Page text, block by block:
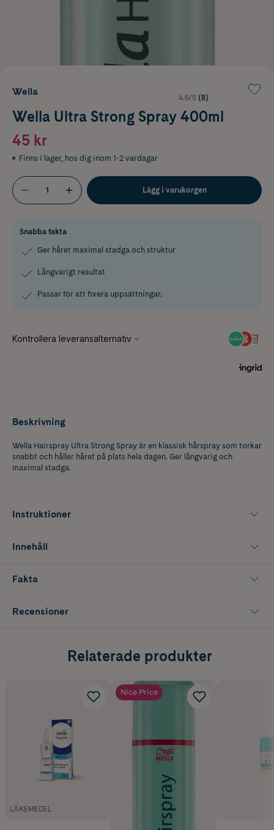
Wella
4.6/5 (8)
Wella Ultra Strong Spray 400ml
45 kr
Finns i lager, hos dig inom 1-2 vardagar
Lägg i varukorgen
Snabba fakta
Ger håret maximal stadga och struktur
Långvarigt resultat
Passar för att fixera uppsättningar.
Beskrivning
Wella Hairspray Ultra Strong Spray är en klassisk hårspray som torkar
snabbt och håller håret på plats hela dagen. Ger långvarig och
maximal stadga.
Instruktioner
Innehåll
Fakta
Recensioner
Relaterade produkter
LÄKEMEDEL
Nice Price